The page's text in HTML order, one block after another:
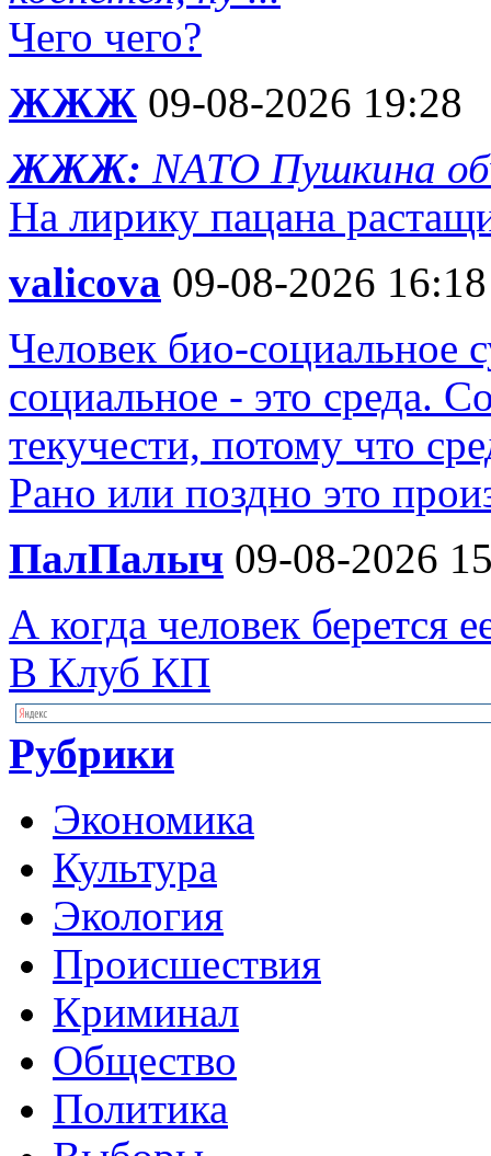
Чего чего?
ЖЖЖ 09-08-2026 19:28
ЖЖЖ: NATO Пушкина
На лирику пацана
valicova 09-08-2026 16:18
Человек био-социальное
социальное - это среда.
текучести, потому что
Рано или поздно это
ПалПалыч 09-08-2026
А когда человек берется
В Клуб КП
Рубрики
Экономика
Культура
Экология
Происшествия
Криминал
Общество
Политика